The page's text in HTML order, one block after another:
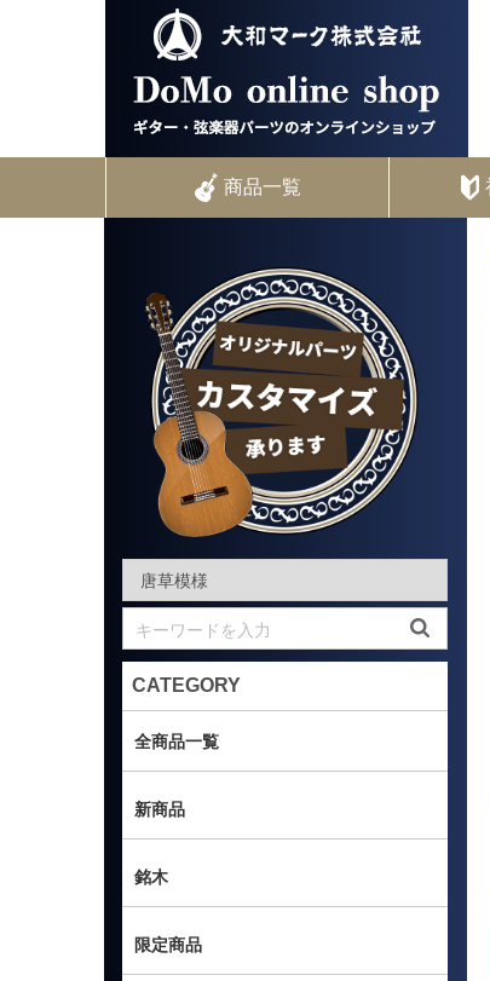
商品一覧
CATEGORY
全商品一覧
新商品
銘木
限定商品